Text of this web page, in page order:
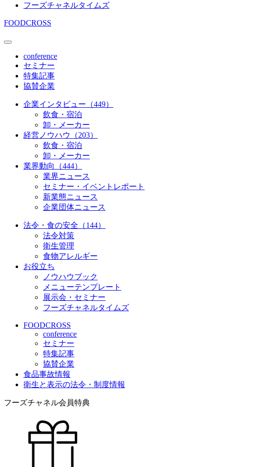
フーズチャネルタイムズ
FOODCROSS
conference
セミナー
特集記事
協賛企業
企業インタビュー（449）
飲食・宿泊
卸・メーカー
経営ノウハウ（203）
飲食・宿泊
卸・メーカー
業界動向（444）
業界ニュース
セミナー・イベントレポート
新業態ニュース
企業団体ニュース
法令・食の安全（144）
法令対策
衛生管理
食物アレルギー
お役立ち
ノウハウブック
メニューテンプレート
展示会・セミナー
フーズチャネルタイムズ
FOODCROSS
conference
セミナー
特集記事
協賛企業
食品事故情報
衛生と表示の法令・制度情報
フーズチャネル会員特典